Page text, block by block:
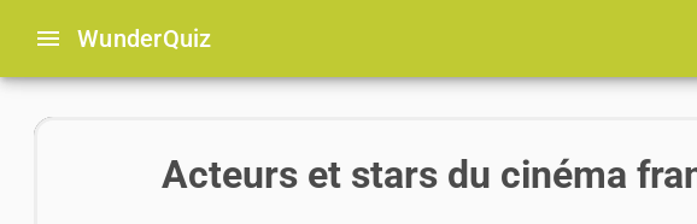
menu WunderQuiz
Acteurs et stars du cinéma